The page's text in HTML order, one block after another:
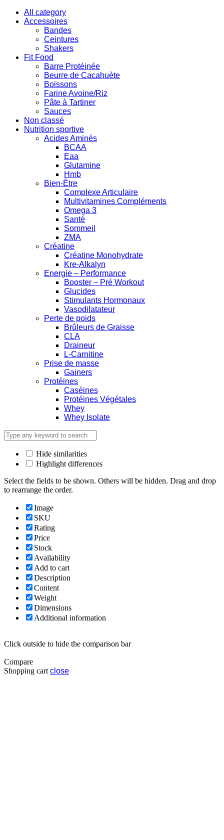
All category
Accessoires
Bandes
Ceintures
Shakers
Fit Food
Barre Protéinée
Beurre de Cacahuète
Boissons
Farine Avoine/Riz
Pâte à Tartiner
Sauces
Non classé
Nutrition sportive
Acides Aminés
BCAA
Eaa
Glutamine
Hmb
Bien-Être
Complexe Articulaire
Multivitamines Compléments
Omega 3
Santé
Sommeil
ZMA
Créatine
Créatine Monohydrate
Kre-Alkalyn
Energie – Performance
Booster – Pré Workout
Glucides
Stimulants Hormonaux
Vasodilatateur
Perte de poids
Brûleurs de Graisse
CLA
Draineur
L-Carnitine
Prise de masse
Gainers
Protéines
Caséines
Protéines Végétales
Whey
Whey Isolate
Hide similarities
Highlight differences
Select the fields to be shown. Others will be hidden. Drag and drop
to rearrange the order.
Image
SKU
Rating
Price
Stock
Availability
Add to cart
Description
Content
Weight
Dimensions
Additional information
Click outside to hide the comparison bar
Compare
Shopping cart close